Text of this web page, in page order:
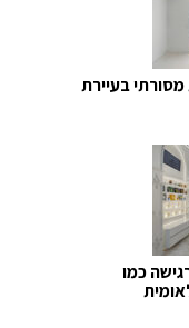
מסורתי בעיירת
כמו